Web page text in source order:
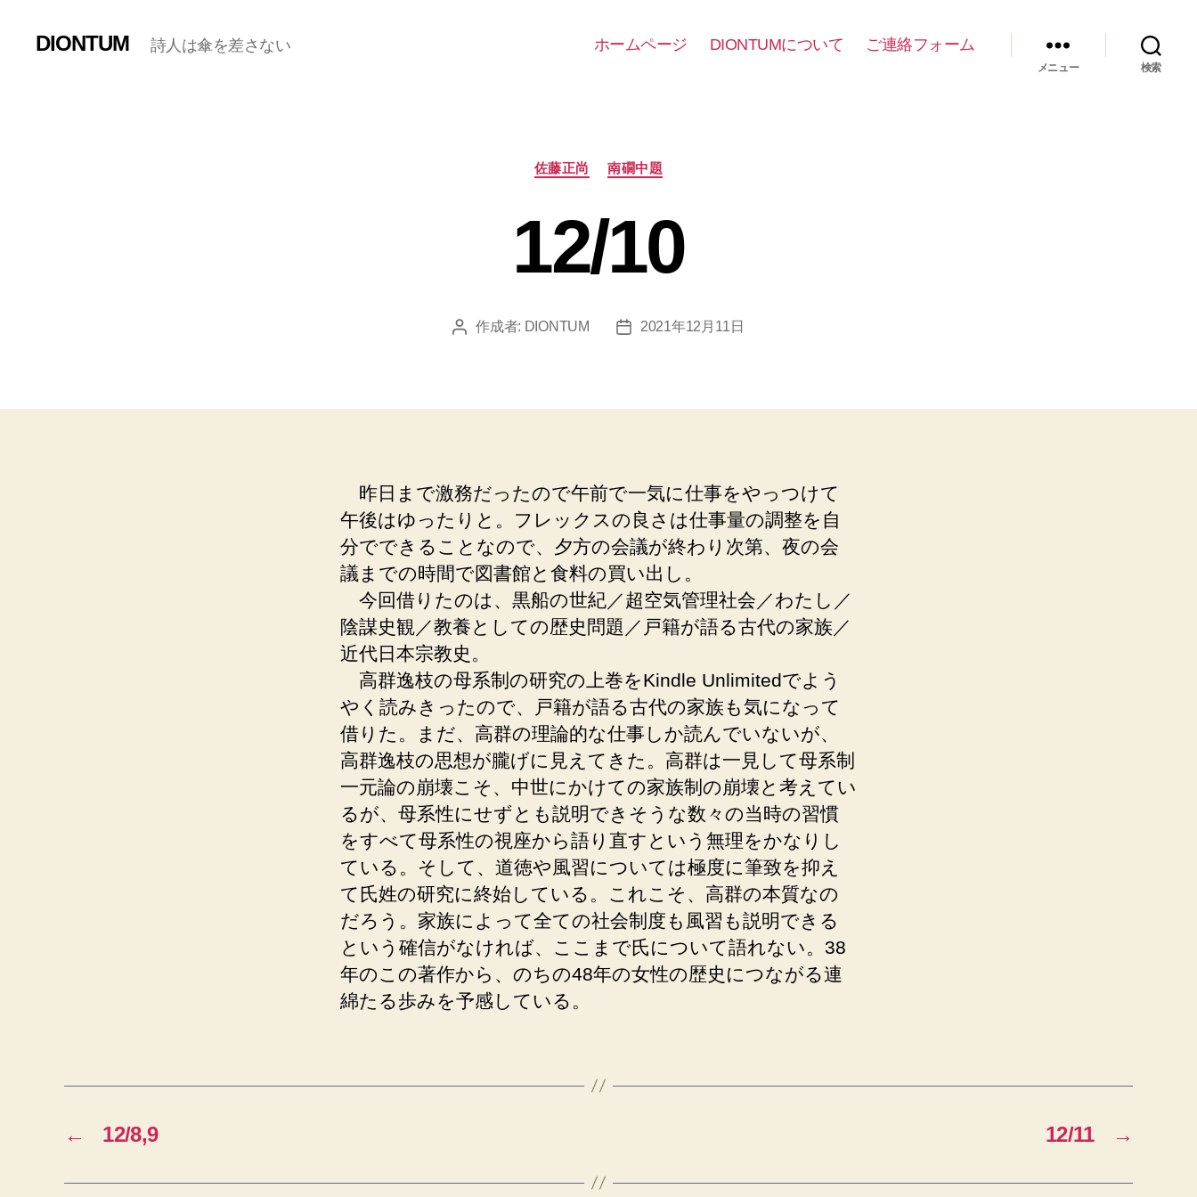
DIONTUM 詩人は傘を差さない ホームページ DIONTUMについて ご連絡フォーム
メニュー 検索
カ
テ
リ
ー
佐藤正尚 南礀中題
12/10
投 作成者: DIONTUM
投
2021年12月11日
昨日まで激務だったので午前で一気に仕事をやっつけて
午後はゆったりと。フレックスの良さは仕事量の調整を自
分でできることなので、夕方の会議が終わり次第、夜の会
議までの時間で図書館と食料の買い出し。
今回借りたのは、黒船の世紀／超空気管理社会／わたし／
陰謀史観／教養としての歴史問題／戸籍が語る古代の家族／
近代日本宗教史。
高群逸枝の母系制の研究の上巻をKindle Unlimitedでよう
やく読みきったので、戸籍が語る古代の家族も気になって
借りた。まだ、高群の理論的な仕事しか読んでいないが、
高群逸枝の思想が朧げに見えてきた。高群は一見して母系制
一元論の崩壊こそ、中世にかけての家族制の崩壊と考えてい
るが、母系性にせずとも説明できそうな数々の当時の習慣
をすべて母系性の視座から語り直すという無理をかなりし
ている。そして、道徳や風習については極度に筆致を抑え
て氏姓の研究に終始している。これこそ、高群の本質なの
だろう。家族によって全ての社会制度も風習も説明できる
という確信がなければ、ここまで氏について語れない。38
年のこの著作から、のちの48年の女性の歴史につながる連
綿たる歩みを予感している。
← 12/8,9 →
12/11